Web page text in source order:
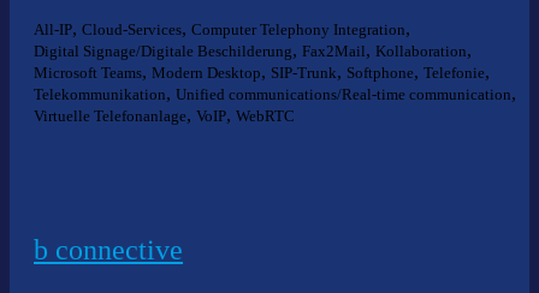
All-IP, Cloud-Services, Computer Telephony Integration,
Digital Signage/Digitale Beschilderung, Fax2Mail, Kollaboration,
Microsoft Teams, Modern Desktop, SIP-Trunk, Softphone, Telefonie,
Telekommunikation, Unified communications/Real-time communication,
Virtuelle Telefonanlage, VoIP, WebRTC
b connective